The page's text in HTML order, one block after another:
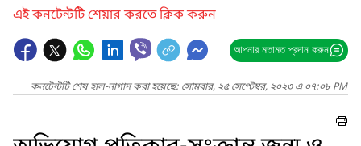
এই কনটেন্টটি শেয়ার করতে ক্লিক করুন
আপনার মতামত প্রদান করুন
কনটেন্টটি শেষ হাল-নাগাদ করা হয়েছে: সোমবার, ২৫ সেপ্টেম্বর, ২০২৩ এ ০৭:০৮ PM